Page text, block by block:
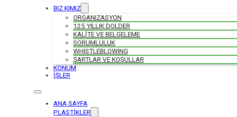
BIZ KIMIZ
ORGANIZASYON
125 YILLIK DOLDER
KALİTE VE BELGELEME
SORUMLULUK
WHISTLEBLOWING
ŞARTLAR VE KOŞULLAR
KONUM
İŞLER
ANA SAYFA
PLASTİKLER